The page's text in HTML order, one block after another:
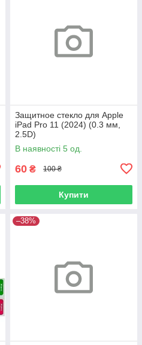
Защитное стекло для Apple
iPad Pro 11 (2024) (0.3 мм,
2.5D)
В наявності 5 од.
60 ₴ 100 ₴
Купити
–38%